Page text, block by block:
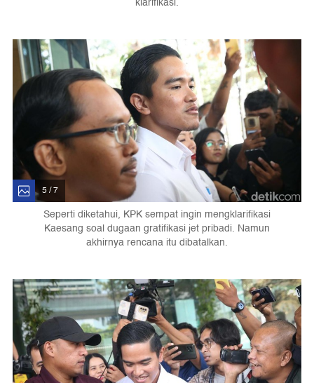
5 / 7
Seperti diketahui, KPK sempat ingin mengklarifikasi
Kaesang soal dugaan gratifikasi jet pribadi. Namun
akhirnya rencana itu dibatalkan.